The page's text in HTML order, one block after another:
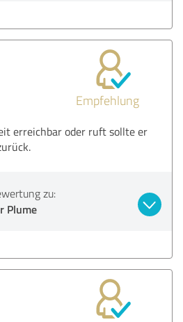
Empfehlung
erreichbar oder ruft sollte er
zu:
Plume